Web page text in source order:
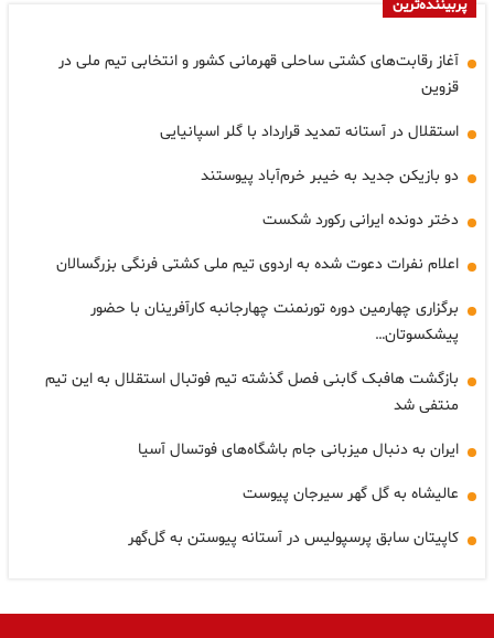
پربیننده‌ترین
آغاز رقابت‌های کشتی ساحلی قهرمانی کشور و انتخابی تیم ملی در
قزوین
استقلال در آستانه تمدید قرارداد با گلر اسپانیایی
دو بازیکن جدید به خیبر خرم‌آباد پیوستند
دختر دونده ایرانی رکورد شکست
اعلام نفرات دعوت شده به اردوی تیم ملی کشتی فرنگی بزرگسالان
برگزاری چهارمین دوره تورنمنت چهارجانبه کارآفرینان با حضور
پیشکسوتان…
بازگشت هافبک گابنی فصل گذشته تیم فوتبال استقلال به این تیم
منتفی شد
ایران به دنبال میزبانی جام باشگاه‌های فوتسال آسیا
عالیشاه به گل گهر سیرجان پیوست
کاپیتان سابق پرسپولیس در آستانه پیوستن به گل‌گهر